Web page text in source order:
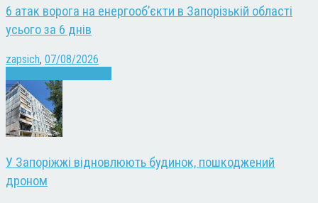
6 атак ворога на енергооб’єкти в Запорізькій області
усього за 6 днів
zapsich, 07/08/2026
У Запоріжжі відновлюють будинок, пошкоджений
дроном